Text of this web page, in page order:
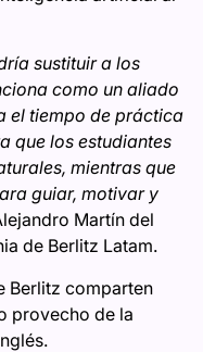
sustituir a los
como un aliado
el tiempo de práctica
que los estudiantes
mientras que
guiar, motivar y
Martín del
de Berlitz Latam.
Berlitz comparten
provecho de la